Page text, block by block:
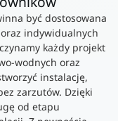
być dostosowana
indywidualnych
każdy projekt
wodnych oraz
instalację,
zarzutów. Dzięki
od etapu